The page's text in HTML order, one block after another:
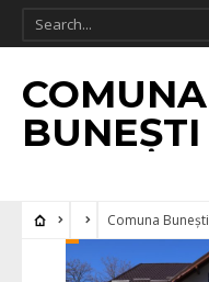
COMUNA
BUNEȘTI
Comuna Bunești